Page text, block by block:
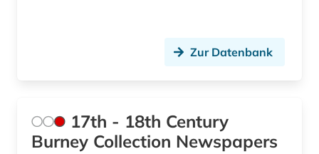
architekturgeschichte (1)
archiv der new york times (1)
Suedasien (7)
Suedosteuropa (22)
Zur Datenbank
17th - 18th Century
Burney Collection Newspapers